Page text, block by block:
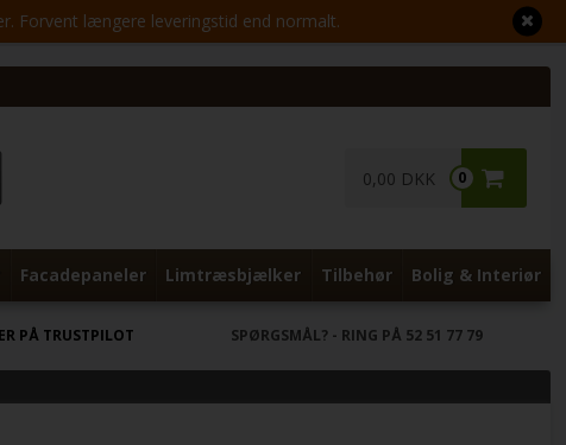
Forvent længere leveringstid end normalt.
0
0,00 DKK
Facadepaneler Limtræsbjælker Tilbehør Bolig & Interiør
PÅ TRUSTPILOT SPØRGSMÅL? - RING PÅ 52 51 77 79